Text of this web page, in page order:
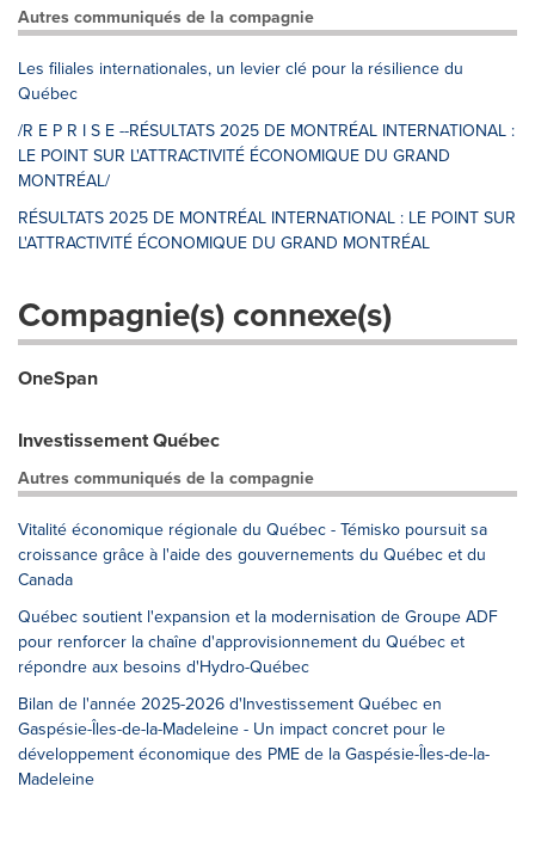
Autres communiqués de la compagnie
Les filiales internationales, un levier clé pour la résilience du
Québec
/R E P R I S E --RÉSULTATS 2025 DE MONTRÉAL INTERNATIONAL :
LE POINT SUR L'ATTRACTIVITÉ ÉCONOMIQUE DU GRAND
MONTRÉAL/
RÉSULTATS 2025 DE MONTRÉAL INTERNATIONAL : LE POINT SUR
L'ATTRACTIVITÉ ÉCONOMIQUE DU GRAND MONTRÉAL
Compagnie(s) connexe(s)
OneSpan
Investissement Québec
Autres communiqués de la compagnie
Vitalité économique régionale du Québec - Témisko poursuit sa
croissance grâce à l'aide des gouvernements du Québec et du
Canada
Québec soutient l'expansion et la modernisation de Groupe ADF
pour renforcer la chaîne d'approvisionnement du Québec et
répondre aux besoins d'Hydro-Québec
Bilan de l'année 2025-2026 d'Investissement Québec en
Gaspésie-Îles-de-la-Madeleine - Un impact concret pour le
développement économique des PME de la Gaspésie-Îles-de-la-
Madeleine